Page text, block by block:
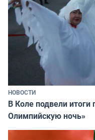
НОВОСТИ
В Коле подвели
Олимпийскую ночь»